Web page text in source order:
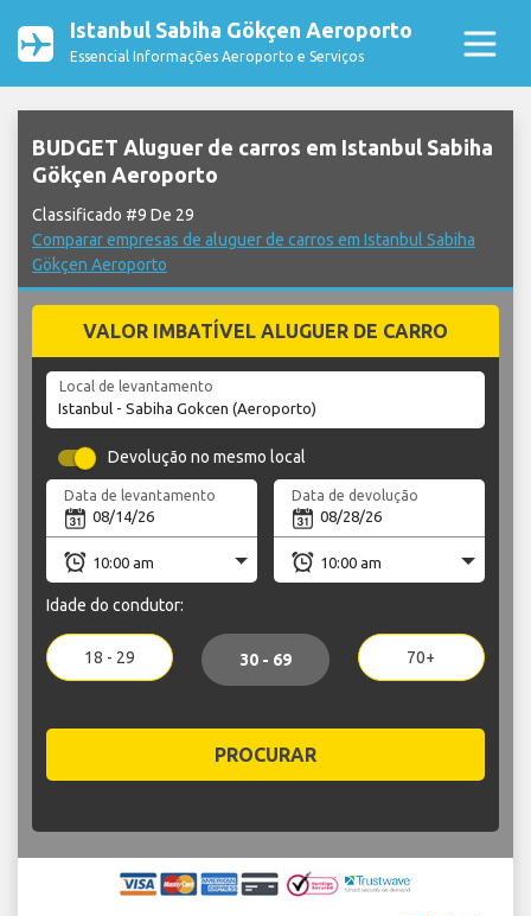
Istanbul Sabiha Gökçen Aeroporto
Essencial Informações Aeroporto e Serviços
BUDGET Aluguer de carros em Istanbul Sabiha
Gökçen Aeroporto
Classificado #9 De 29
Comparar empresas de aluguer de carros em Istanbul Sabiha
Gökçen Aeroporto
VALOR IMBATÍVEL ALUGUER DE CARRO
Local de levantamento
Devolução no mesmo local
Data de levantamento Data de devolução
Idade do condutor:
18 - 29 30 - 69 70+
PROCURAR